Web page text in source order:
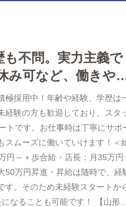
不問。実力主義で
み可など、働きや
極採用中！年齢や経験、学歴は
経験の方も歓迎しており、スタ
トです。お仕事時は丁寧にサポ
スムーズに働いていけます！＜
円～＋歩合給・店長：月35万円
50万円昇進・昇給は随時で、経
す。そのため未経験スタートか
ことも可能です！ 【山形～